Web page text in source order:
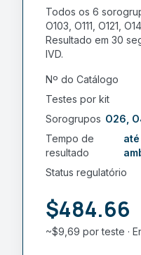
Todos os 6
O103, O111, O121,
Resultado em 30
IVD.
Nº do Catálogo
Testes por kit
Sorogrupos O26,
Tempo de
resultado
Status regulatório
$484.66
~$9,69 por teste ·